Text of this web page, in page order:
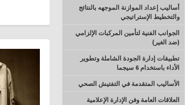
أساليب إعداد الموازنة الموجهه بالنتائج
والتخطيط الإستراتيجي
الجوانب الفنية لتأمين المركبات الإلزامي
(ضد الغير)
تطبيقات إدارة الجودة الشاملة وتطوير
الأداء باستخدام 6 سيجما
الأساليب المتقدمة في التفتيش الصحي
العلاقات العامة وفن الإدارة الإعلامية